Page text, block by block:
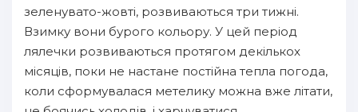
зеленувато-жовті, розвиваються три тижні.
Взимку вони бурого кольору. У цей період
лялечки розвиваються протягом декількох
місяців, поки не настане постійна тепла погода,
коли сформувалася метелику можна вже літати,